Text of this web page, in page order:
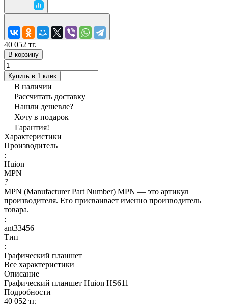
40 052 тг.
В корзину
Купить в 1 клик
В наличии
Рассчитать доставку
Нашли дешевле?
Хочу в подарок
Гарантия!
Характеристики
Производитель
:
Huion
MPN
?
MPN (Manufacturer Part Number) MPN — это артикул
производителя. Его присваивает именно производитель
товара.
:
ant33456
Тип
:
Графический планшет
Все характеристики
Описание
Графический планшет Huion HS611
Подробности
40 052 тг.